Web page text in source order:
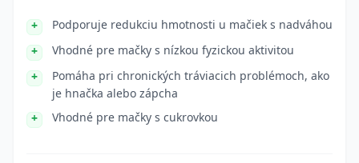
Podporuje redukciu hmotnosti u mačiek s nadváhou
Vhodné pre mačky s nízkou fyzickou aktivitou
Pomáha pri chronických tráviacich problémoch, ako
je hnačka alebo zápcha
Vhodné pre mačky s cukrovkou